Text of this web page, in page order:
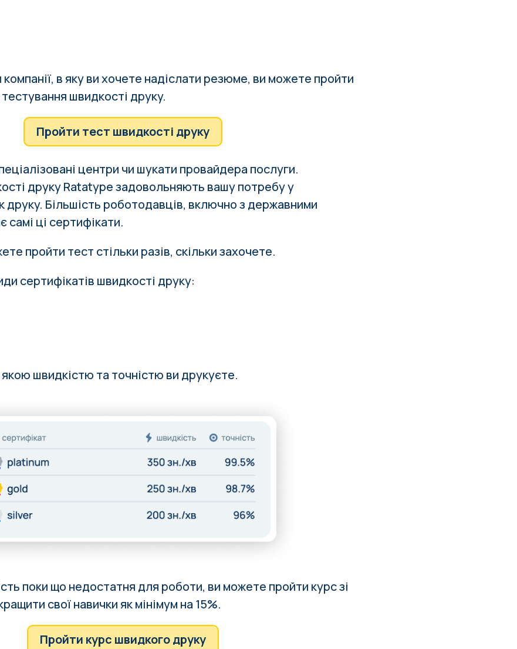
в яку ви хочете надіслати резюме, ви можете пройти
швидкості друку.
Пройти тест швидкості друку
центри чи шукати провайдера послуги.
друку Ratatype задовольняють вашу потребу у
друку. Більшість роботодавців, включно з державними
самі ці сертифікати.
пройти тест стільки разів, скільки захочете.
сертифікатів швидкості друку:
швидкістю та точністю ви друкуєте.
поки що недостатня для роботи, ви можете пройти курс зі
свої навички як мінімум на 15%.
Пройти курс швидкого друку